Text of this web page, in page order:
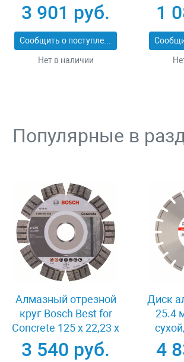
с глубиномером
Gross 31671
3 901 руб.
Сообщить о поступлении
Нет в наличии
1
Популярные в
Алмазный отрезной
круг Bosch Best for
Concrete 125 x 22,23 x
2,2 x 12 mm
3 540 руб.
Диск
25.4
Pro
4